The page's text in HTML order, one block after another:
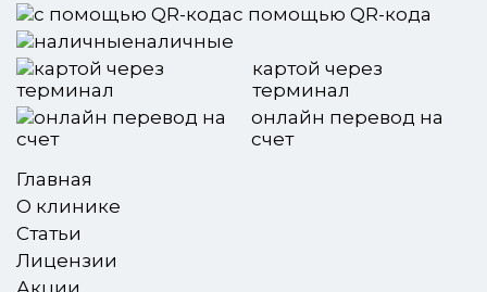
с помощью QR-кода
наличные
картой через
терминал
онлайн перевод на
счет
Главная
О клинике
Статьи
Лицензии
Акции